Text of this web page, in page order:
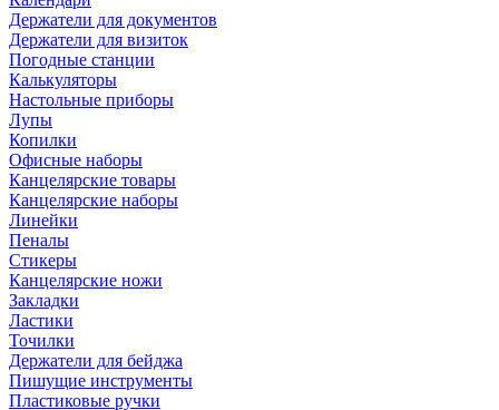
Держатели для документов
Держатели для визиток
Погодные станции
Калькуляторы
Настольные приборы
Лупы
Копилки
Офисные наборы
Канцелярские товары
Канцелярские наборы
Линейки
Пеналы
Стикеры
Канцелярские ножи
Закладки
Ластики
Точилки
Держатели для бейджа
Пишущие инструменты
Пластиковые ручки